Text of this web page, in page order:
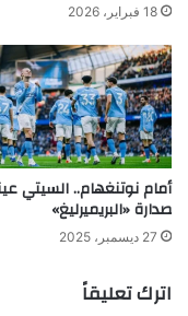
18 فبراير، 2026
أمام نوتنغهام.. السيتي
صدارة «البريميرليغ»
27 ديسمبر، 2025
اترك تعليقاً